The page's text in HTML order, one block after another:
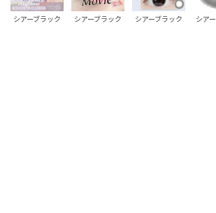
シアーブラック シアーブラック シアーブラック シアー